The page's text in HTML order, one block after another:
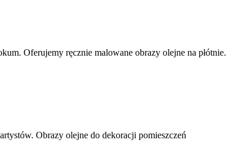
Oferujemy ręcznie malowane obrazy olejne na płótnie.
Obrazy olejne do dekoracji pomieszczeń